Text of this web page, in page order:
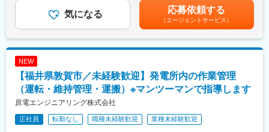
・長期スパンのプロジェクトが多く、先を見通した働き方が可能
・景気変動の影響を受けにくく、安定した就業環境
（２）ワークライフバランスを意識した就業環境
・公共性の高い仕事でありながら、「無理のない働き方を重視す
る社風」
・長時間労働を前提としない案件設計
・プライベートとの両立を意識した働き方が可能
■社風/文化について
技術者一人ひとりの専門性を尊重し、長期的な育成を重視。中途
入社者も多く、施工管理経験者が多数活躍しています。
■職務概要
アイシングループの工場・オフィス・厚生施設などを中心に、建
築施工管理（元請）業務をお任せします。
■具体的な業務内容
・工場施設の保全計画立案および設備更新対応
・新設プラント・工場建設の施工管理
・関係各所（協力会社・社内）との調整業務
※案件の約6～7割がグループ関連のため、無理な工期や過剰な書
類対応が少ない点が特徴です。
名分の家族手当＋現場手当＋時間外手当（30H）895万円 ／ 35歳
／ ※お子さま2名分の家族手当＋現場手当＋時間外手当（30H）賃
金はあくまでも目安の金額であり、選考を通じて上下する可能性
があります。月給(月額)は固定手当を含めた表記です。
気になる 応募依頼する
（エージェントサービス）
NEW
【福井県敦賀市／未経験歓迎】発電所内の作業管理
（運転・維持管理・運搬）※マンツーマンで指導します
原電エンジニアリング株式会社
正社員 転勤なし 職種未経験歓迎 業種未経験歓迎